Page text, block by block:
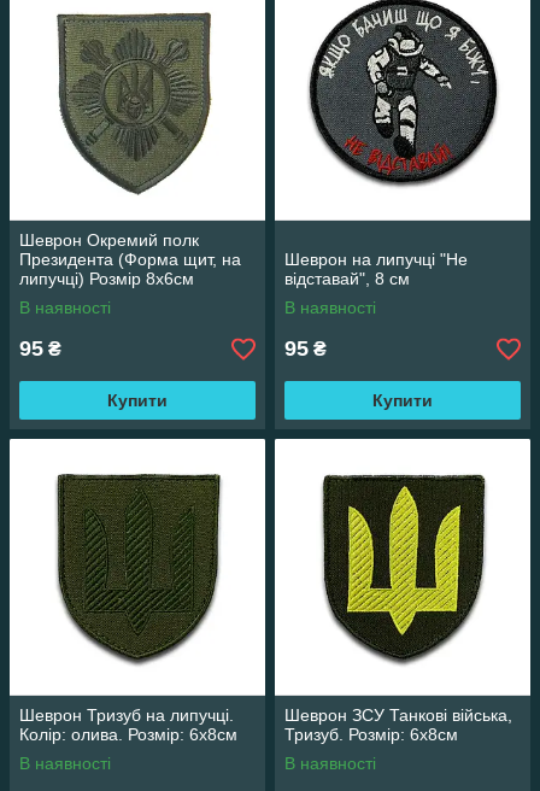
Шеврон Окремий полк
Президента (Форма щит, на
липучці) Розмір 8х6см
В наявності
95 ₴
Купити
Шеврон на липучці "Не
відставай", 8 см
В наявності
95 ₴
Купити
Шеврон Тризуб на липучці.
Колір: олива. Розмір: 6х8см
В наявності
Шеврон ЗСУ Танкові війська,
Тризуб. Розмір: 6х8см
В наявності